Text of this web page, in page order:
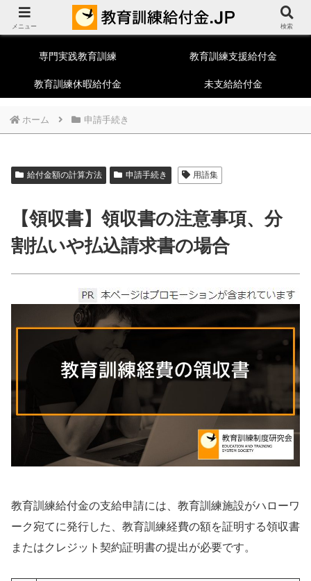
教育訓練給付制度総合ポータルサイト
一般教育訓練
専門実践教育訓練 教育訓練支援給付金
教育訓練休暇給付金 未支給給付金
ホーム 申請手続き
給付金額の計算方法 申請手続き 用語集
【領収書】領収書の注意事項、分
割払いや払込請求書の場合
教育訓練給付金の支給申請には、教育訓練施設がハローワ
ーク宛てに発行した、教育訓練経費の額を証明する領収書
またはクレジット契約証明書の提出が必要です。
メニュー 検索